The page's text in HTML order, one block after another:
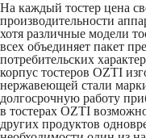
На каждый тостер цена
производительности
хотя различные модели
всех объединяет пакет
потребительских
корпус тостеров OZTI
нержавеющей стали
долгосрочную работу
в тостерах OZTI
других продуктов